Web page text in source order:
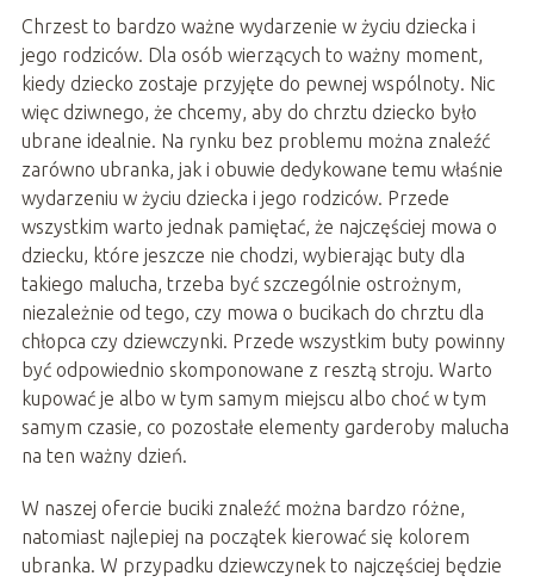
Chrzest to bardzo ważne wydarzenie w życiu dziecka i
jego rodziców. Dla osób wierzących to ważny moment,
kiedy dziecko zostaje przyjęte do pewnej wspólnoty. Nic
więc dziwnego, że chcemy, aby do chrztu dziecko było
ubrane idealnie. Na rynku bez problemu można znaleźć
zarówno ubranka, jak i obuwie dedykowane temu właśnie
wydarzeniu w życiu dziecka i jego rodziców. Przede
wszystkim warto jednak pamiętać, że najczęściej mowa o
dziecku, które jeszcze nie chodzi, wybierając buty dla
takiego malucha, trzeba być szczególnie ostrożnym,
niezależnie od tego, czy mowa o bucikach do chrztu dla
chłopca czy dziewczynki. Przede wszystkim buty powinny
być odpowiednio skomponowane z resztą stroju. Warto
kupować je albo w tym samym miejscu albo choć w tym
samym czasie, co pozostałe elementy garderoby malucha
na ten ważny dzień.
W naszej ofercie buciki znaleźć można bardzo różne,
natomiast najlepiej na początek kierować się kolorem
ubranka. W przypadku dziewczynek to najczęściej będzie